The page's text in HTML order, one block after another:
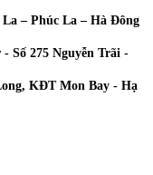
– Phúc La – Hà Đông
Số 275 Nguyễn Trãi -
KĐT Mon Bay - Hạ